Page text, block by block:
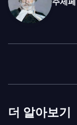
르디의 지지를 은
틸라의 로마 제
위해 일어설 때
중 하나로 자리매
더 알아보기